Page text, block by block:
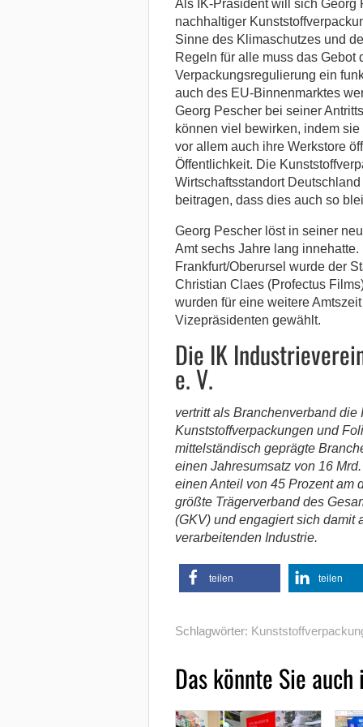
Als IK-Präsident will sich Georg
nachhaltiger
Sinne des Klimaschutzes und
Regeln für alle muss das
Verpackungsregulierung ein
auch des EU-Binnenmarktes
Georg Pescher bei seiner
können viel bewirken, indem
vor allem auch ihre Werkstore
Öffentlichkeit. Die
Wirtschaftsstandort
beitragen, dass dies auch so
Georg Pescher löst in seiner
Amt sechs Jahre lang
Frankfurt/Oberursel wurde der
Christian Claes (Profectus
wurden für eine weitere
Vizepräsidenten gewählt.
Die IK
e. V.
vertritt als Branchenverband
Kunststoffverpackungen und
mittelständisch geprägte
einen Jahresumsatz von 16
einen Anteil von 45 Prozent am
größte Trägerverband des
(GKV) und engagiert sich damit
verarbeitenden Industrie.
teilen teilen
Schlagwörter:
Das könnte Sie